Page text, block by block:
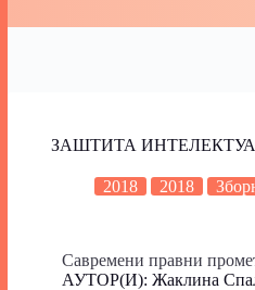
ЗАШТИТА
2018 2018
Савремени правни
АУТОР(И): Жаклина